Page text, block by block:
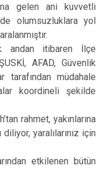
gelen ani kuvvetli
olumsuzluklara yol
andan itibaren İlçe
AFAD, Güvenlik
müdahale
koordineli şekilde
rahmet, yakınlarına
yaralılarınız için
etkilenen bütün